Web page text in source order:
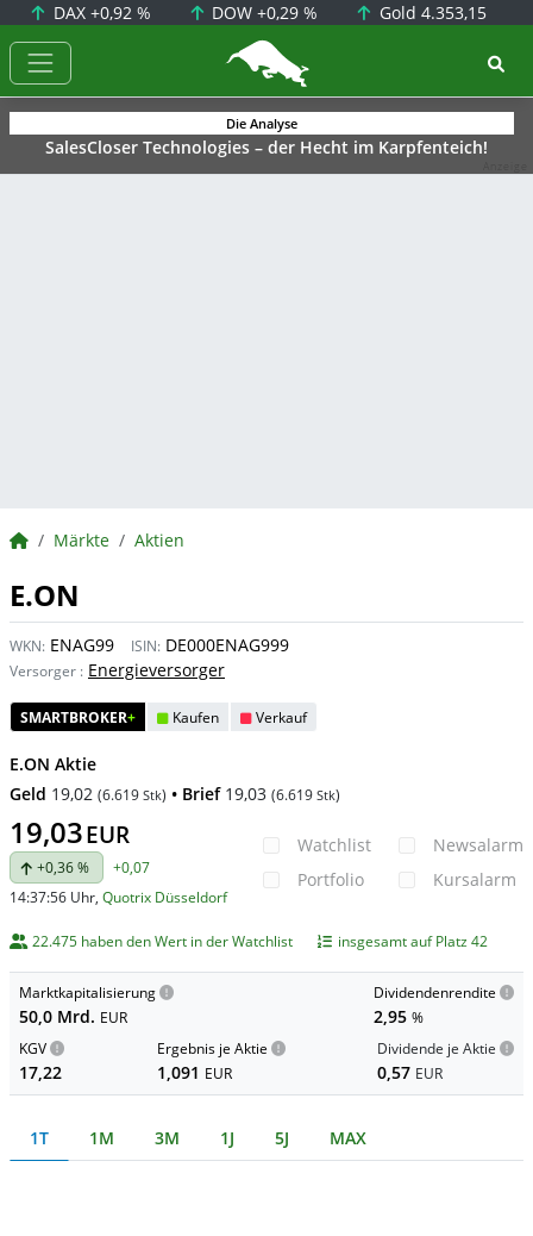
DAX +0,92 % DOW+0,29 % Gold 4.353,15
BörsenNEWS.de
Die Analyse
SalesCloser Technologies – der Hecht im Karpfenteich!
BörsenNEWS.de
Märkte Aktien
E.ON
WKN: ENAG99 ISIN: DE000ENAG999
Versorger : Energieversorger
SMARTBROKER+ Kaufen Verkauf
E.ON Aktie
Geld 19,02 (6.619 Stk) • Brief 19,03 (6.619 Stk)
19,03EUR
+0,36 %
+0,07
14:37:56 Uhr, Quotrix Düsseldorf
Watchlist
Portfolio
Newsalarm
Kursalarm
22.475 haben den Wert in der Watchlist insgesamt auf Platz 42
Marktkapitalisierung
50,0 Mrd. EUR
Dividendenrendite
2,95 %
KGV
17,22
Ergebnis je Aktie
1,091 EUR
Dividende je Aktie
0,57 EUR
1T 1M 3M 1J 5J MAX